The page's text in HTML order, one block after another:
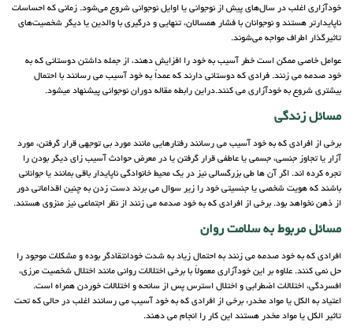
خودآزاری اغلب در سال‌های پیش از نوجوانی یا اوایل نوجوانی شروع می‌شود. زمانی که احساسات
ناپایدارتر هستند و نوجوانان با فشار همسالان، تنهایی و درگیری با والدین یا دیگر شخصیت‌های
تاثیرگذار اطراف مواجه می‌شوند.
عوامل خاصی ممکن است خطر آسیب به خود را افزایش دهند، از جمله داشتن دوستانی که به
خود صدمه می زنند. فرادی که دوستانی دارند که عمداً به خود آسیب می رسانند با احتمال
بیشتری شروع به خودآزاری می کنند.دراین رابطه مقاله دوران نوجوانی پیشنهاد میشود.
مسائل زندگی
برخی از افرادی که به خود آسیب می رسانند رفتارهایی مانند مورد بی توجهی قرار گرفتن، مورد
آزار یا تجاوز جنسی، جسمی یا عاطفی قرار گرفتن یا در معرض حوادث آسیب زای دیگر بودن را
تجره کرده اند. اگر آن ها طی بزرگسالی نیز در یک محیط خانوادگی ناپایدار باقی بمانند یا جوانانی
باشند که هویت شخصی یا جنسیتی خود را زیر سوال می برند دست زدن به چنین اقداماتی دور
از ذهن نخواهد بود. برخی از افرادی که به خود صدمه می زنند از نظر اجتماعی نیز منزوی هستند.
مسائل مربوط به سلامت روان
افرادی که به خود صدمه می زنند به احتمال زیاد به شدت خودانتقادگر بوده و مشکلات موجود را
حل نمی کنند. علاوه بر این خودآزاری معمولاً با برخی اختلالات روانی مانند اختلال شخصیت مرزی،
افسردگی، اختلالات اضطرابی و اختلال استرس پس از سانحه و اختلالات خوردن همراه است.
اعتیاد به الکل یا مواد مخدر: برخی از افرادی که به خود آسیب می رسانند اغلب در حالی که تحت
تاثیر الکل یا مواد مخدر هستند این کار را انجام می دهند.